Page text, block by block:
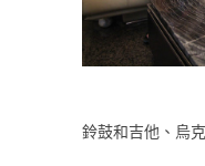
鈴鼓和吉他、烏